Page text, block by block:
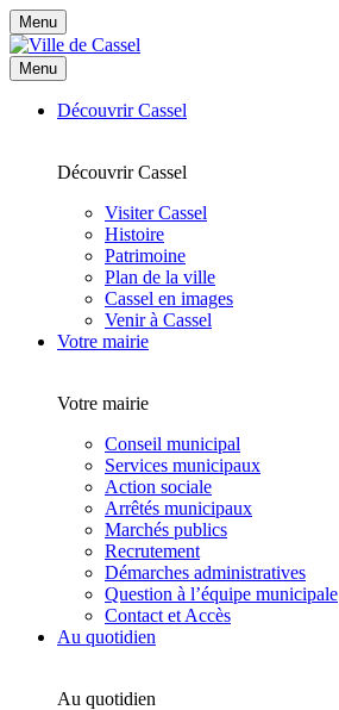
Menu
Menu
Découvrir Cassel
Découvrir Cassel
Visiter Cassel
Histoire
Patrimoine
Plan de la ville
Cassel en images
Venir à Cassel
Votre mairie
Votre mairie
Conseil municipal
Services municipaux
Action sociale
Arrêtés municipaux
Marchés publics
Recrutement
Démarches administratives
Question à l’équipe municipale
Contact et Accès
Au quotidien
Au quotidien